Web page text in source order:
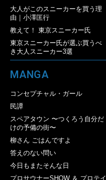
大人がこのスニーカーを買う理
由｜小澤匡行
教えて！ 東京スニーカー氏
東京スニーカー氏が選ぶ買うべ
き大人スニーカー3選
MANGA
コンセプチャル・ガール
民譚
スペアタウン 〜つくろう自分だ
けの予備の街〜
柳さん ごはんですよ
答えのない問い
今日もまたそんな日
プロサウナーSHOW ＆ プロテイ